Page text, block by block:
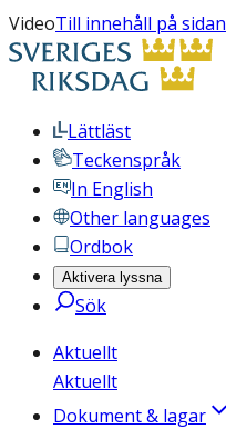
VideoTill innehåll på sidan
Lättläst
Teckenspråk
In English
Other languages
Ordbok
Aktivera lyssna
Sök
Aktuellt
Aktuellt
Dokument & lagar